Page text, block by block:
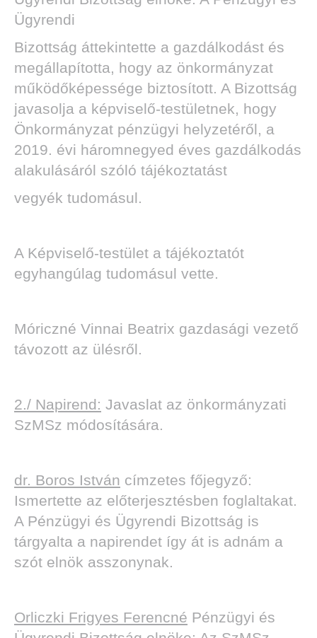
Ügyrendi
Bizottság áttekintette a gazdálkodást és
megállapította, hogy az önkormányzat
működőképessége biztosított. A Bizottság
javasolja a képviselő-testületnek, hogy
Önkormányzat pénzügyi helyzetéről, a
2019. évi háromnegyed éves gazdálkodás
alakulásáról szóló tájékoztatást
vegyék tudomásul.
A Képviselő-testület a tájékoztatót
egyhangúlag tudomásul vette.
Móriczné Vinnai Beatrix gazdasági vezető
távozott az ülésről.
2./ Napirend: Javaslat az önkormányzati
SzMSz módosítására.
dr. Boros István címzetes főjegyző:
Ismertette az előterjesztésben foglaltakat.
A Pénzügyi és Ügyrendi Bizottság is
tárgyalta a napirendet így át is adnám a
szót elnök asszonynak.
Orliczki Frigyes Ferencné Pénzügyi és